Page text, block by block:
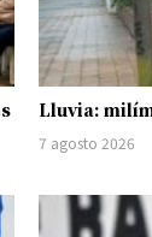
Lluvia:
7 agosto 2026